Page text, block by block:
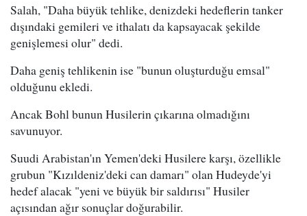
Salah, "Daha büyük tehlike, denizdeki hedeflerin tanker
dışındaki gemileri ve ithalatı da kapsayacak şekilde
genişlemesi olur" dedi.
Daha geniş tehlikenin ise "bunun oluşturduğu emsal"
olduğunu ekledi.
Ancak Bohl bunun Husilerin çıkarına olmadığını
savunuyor.
Suudi Arabistan'ın Yemen'deki Husilere karşı, özellikle
grubun "Kızıldeniz'deki can damarı" olan Hudeyde'yi
hedef alacak "yeni ve büyük bir saldırısı" Husiler
açısından ağır sonuçlar doğurabilir.